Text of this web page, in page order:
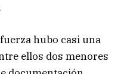
hubo casi una
ellos dos menores